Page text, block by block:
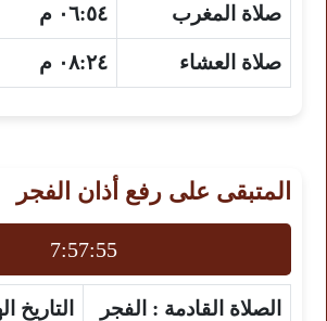
صلاة المغرب ٠٦:٥٤ م
صلاة العشاء ٠٨:٢٤ م
المتبقى على رفع أذان الفجر
7:57:55
الصلاة القادمة : الفجر التاريخ